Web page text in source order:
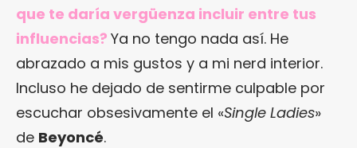
que te daría vergüenza incluir entre tus
influencias? Ya no tengo nada así. He
abrazado a mis gustos y a mi nerd interior.
Incluso he dejado de sentirme culpable por
escuchar obsesivamente el «Single Ladies»
de Beyoncé.